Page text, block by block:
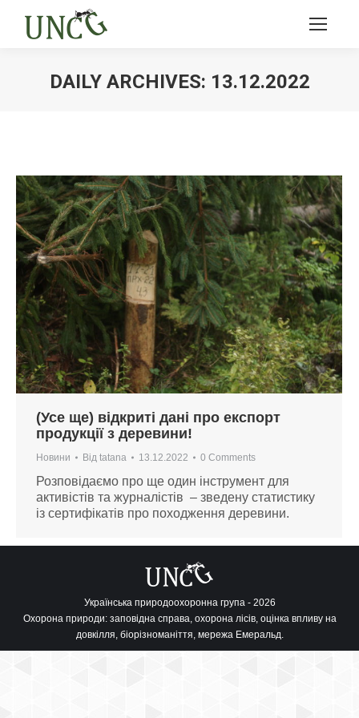
DAILY ARCHIVES: 13.12.2022
(Усе ще) відкриті дані про експорт
продукції з деревини!
Новини Від tatana 13.12.2022 0 Comments
Розповідаємо про ще один інструмент для
активістів та журналістів – зведену статистику
із сертифікатів про походження деревини.
Українська природоохоронна група - 2026
Охорона природи: заповідна справа, охорона лісів, оцінка впливу на
довкілля, біорізноманіття, мережа Емеральд.